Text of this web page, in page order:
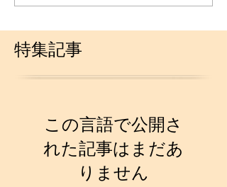
特集記事
この言語で公開さ
れた記事はまだあ
りません